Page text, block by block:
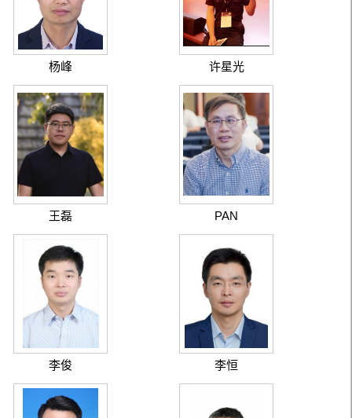
杨峰 许星光
王磊
PAN
HUANQUAN
李俊 李恒